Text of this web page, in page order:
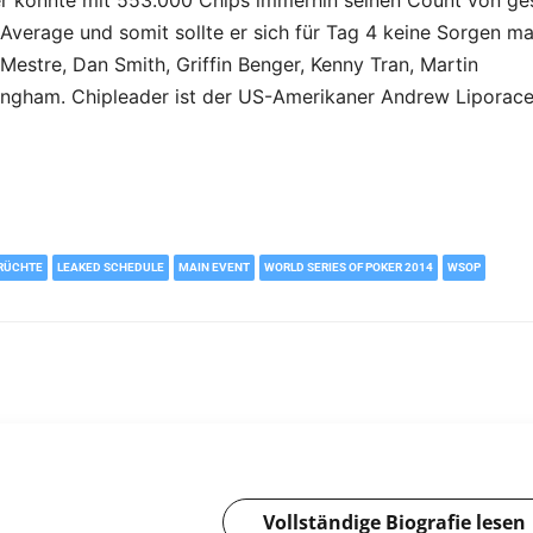
und somit sollte er sich für Tag 4 keine Sorgen
Dan Smith, Griffin Benger, Kenny Tran, Martin
Chipleader ist der US-Amerikaner Andrew
LEAKED SCHEDULE MAIN EVENT WORLD SERIES OF POKER 2014 WSOP
Vollständige Biografie lesen